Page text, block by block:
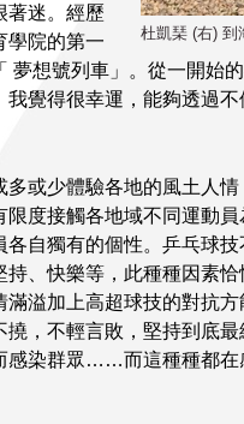
杜凱琹 (右) 到
著迷。經歷
學院的第一
夢想號列車」。從一開始
我覺得很幸運，能夠透過
或少體驗各地的風土人
度接觸各地域不同運動
自獨有的個性。乒乓球
、快樂等，此種種因素
溢加上高超球技的對抗
，不輕言敗，堅持到底
感染群眾……而這種種都在